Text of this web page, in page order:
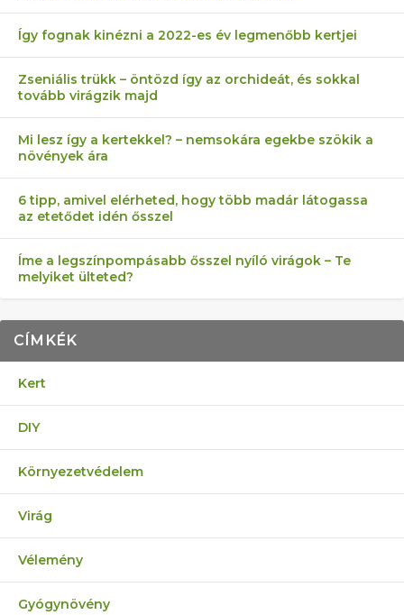
Így fognak kinézni a 2022-es év legmenőbb kertjei
Zseniális trükk – öntözd így az orchideát, és sokkal
tovább virágzik majd
Mi lesz így a kertekkel? – nemsokára egekbe szökik a
növények ára
6 tipp, amivel elérheted, hogy több madár látogassa
az etetődet idén ősszel
Íme a legszínpompásabb ősszel nyíló virágok – Te
melyiket ülteted?
CÍMKÉK
Kert
DIY
Környezetvédelem
Virág
Vélemény
Gyógynövény